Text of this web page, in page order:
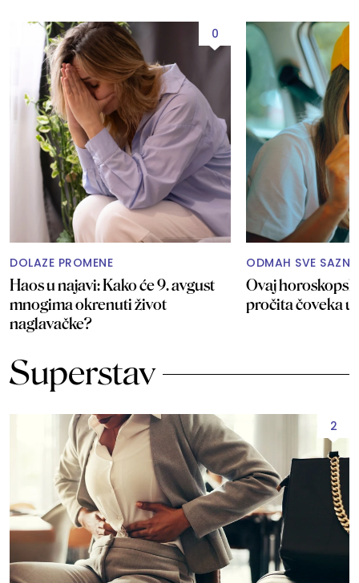
0
DOLAZE PROMENE
Haos u najavi: Kako će 9. avgust
mnogima okrenuti život
naglavačke?
ODMAH SVE SAZNA
Ovaj
pročita čoveka
Superstav
2